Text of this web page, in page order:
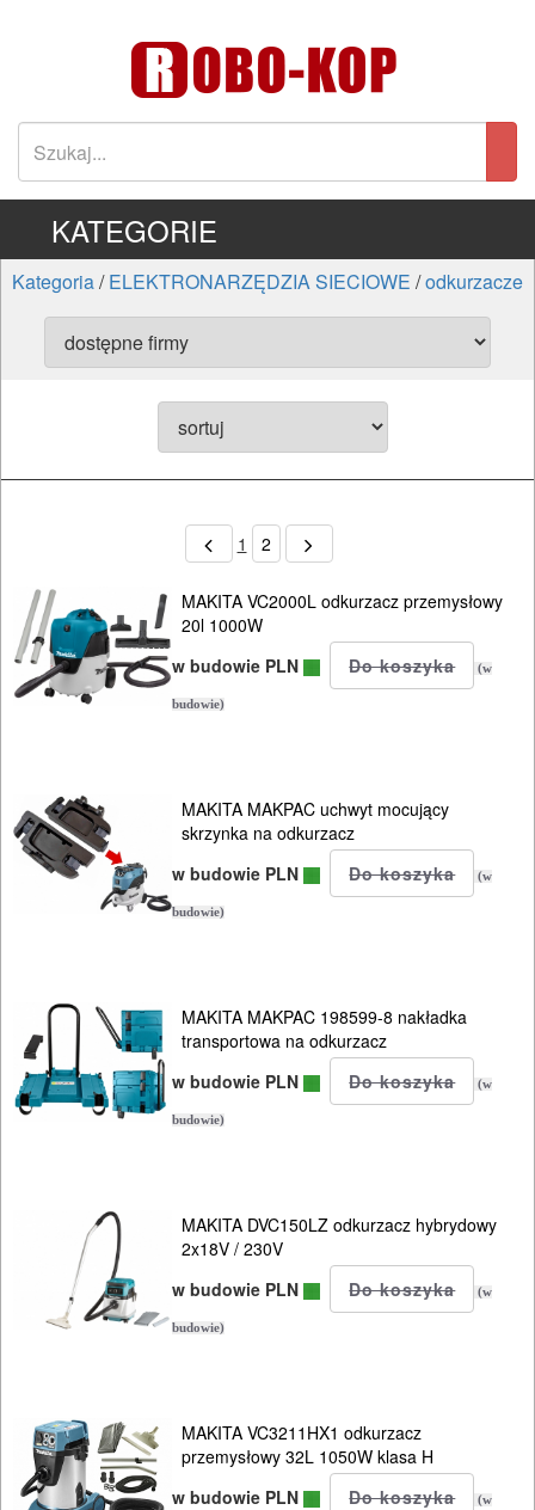
KATEGORIE
Kategoria/ELEKTRONARZĘDZIA SIECIOWE /odkurzacze
1 2
MAKITA VC2000L odkurzacz przemysłowy
20l 1000W
w budowie PLN
(w
budowie)
MAKITA MAKPAC uchwyt mocujący
skrzynka na odkurzacz
w budowie PLN
(w
budowie)
MAKITA MAKPAC 198599-8 nakładka
transportowa na odkurzacz
w budowie PLN
(w
budowie)
MAKITA DVC150LZ odkurzacz hybrydowy
2x18V / 230V
w budowie PLN
(w
budowie)
MAKITA VC3211HX1 odkurzacz
przemysłowy 32L 1050W klasa H
w budowie PLN
(w